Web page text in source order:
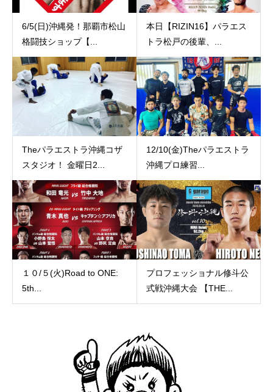
6/5(日)沖縄発！那覇市松山
格闘技ショップ【...
本日【RIZIN16】パラエス
トラ松戸の後輩、...
Theパラエストラ沖縄コザ
スタジオ！ 金曜日2...
12/10(金)Theパラエストラ
沖縄プロ練習...
１０/５(火)Road to ONE:
5th...
プロフェッショナル修斗公
式戦沖縄大会 【THE...